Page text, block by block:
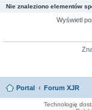
Nie znaleziono elementów
Wyświetl
Portal Forum XJR
Technologię